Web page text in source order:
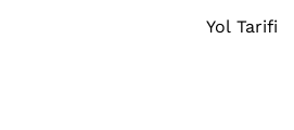
Yol Tarifi